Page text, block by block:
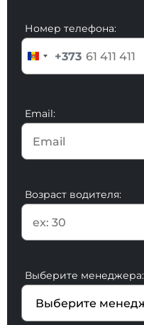
Номер телефона:
+373
Email:
Возраст водителя:
Выберите менеджера: